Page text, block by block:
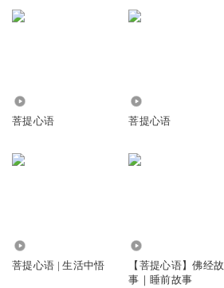
菩提心语 菩提心语
菩提心语 | 生活中悟
【菩提心语】佛经故
事｜睡前故事